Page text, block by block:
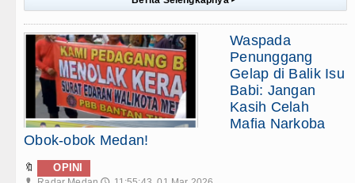
Waspada
Penunggang
Gelap di Balik Isu
Babi: Jangan
Kasih Celah
Mafia Narkoba
Obok-obok Medan!
🔖 OPINI